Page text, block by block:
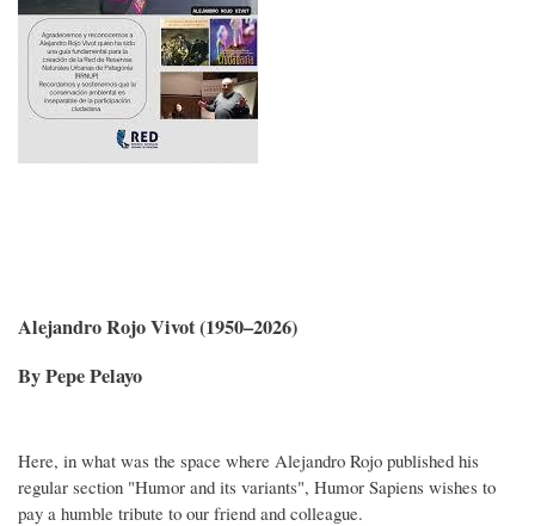
Alejandro Rojo Vivot (1950–2026)
By Pepe Pelayo
Here, in what was the space where Alejandro Rojo published his
regular section "Humor and its variants", Humor Sapiens wishes to
pay a humble tribute to our friend and colleague.